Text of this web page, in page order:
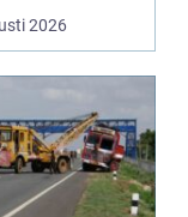
tryg...
2026